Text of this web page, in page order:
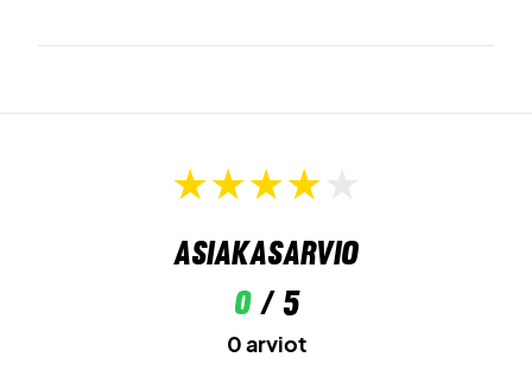
Asiakasarvio
0/ 5
0 arviot